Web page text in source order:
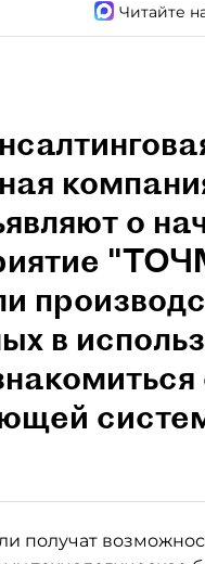
Читайте
о
в
получат